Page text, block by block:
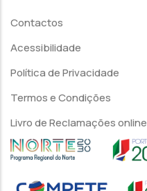
Contactos
Acessibilidade
Política de Privacidade
Termos e Condições
Livro de Reclamações online